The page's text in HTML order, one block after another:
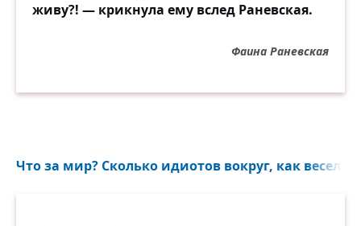
живу?! — крикнула ему вслед Раневская.
Фаина Раневская
Что за мир? Сколько идиотов вокруг, как весело